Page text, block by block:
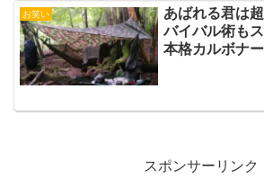
お笑い
あばれる君は
バイバル術も
本格カルボナ
スポンサーリンク